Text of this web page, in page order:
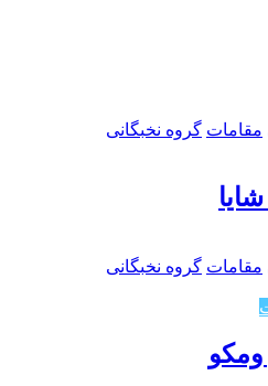
مقامات گروه نخبگانی
مقامات گروه نخبگانی